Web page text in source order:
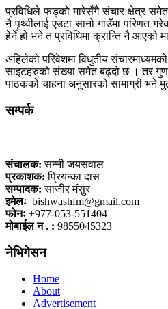
प्रविधिले फड्को मारेसँगै संचार क्षेत्र
नै पृथ्वीलाई एउटा सानो गाउँमा परिणत
हेर्ने हो भने त प्रविधिमा क्रान्ति नै आएको
अहिलेको परिवेशमा विधुतीय
साइटहरुको संख्या समेत बढ्दो छ । तर
पाठकको चाहना अनुसारको सामाग्री भने
सम्पर्क
संचालक: सन्नी जयसवाल
प्रकाशक: प्रियन्का दास
सम्पादक: साजीर मंसुर
इमेलः bishwashfm@gmail.com
फोनः +977-053-551404
मोबाईल न . : 9855045323
नेभिगेसन
Home
About
Advertisement